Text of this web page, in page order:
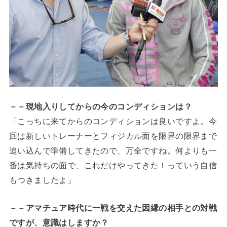
－－現地入りしてからの今のコンディションは？
「こっちに来てからのコンディションは良いですよ。今
回は新しいトレーナーとフィジカル面を限界の限界まで
追い込んで準備してきたので、万全ですね。何よりも一
番は気持ちの面で、これだけやってきた！っていう自信
もつきましたよ」
－－アマチュア時代に一戦を交えた因縁の相手との対戦
ですが、意識はしますか？